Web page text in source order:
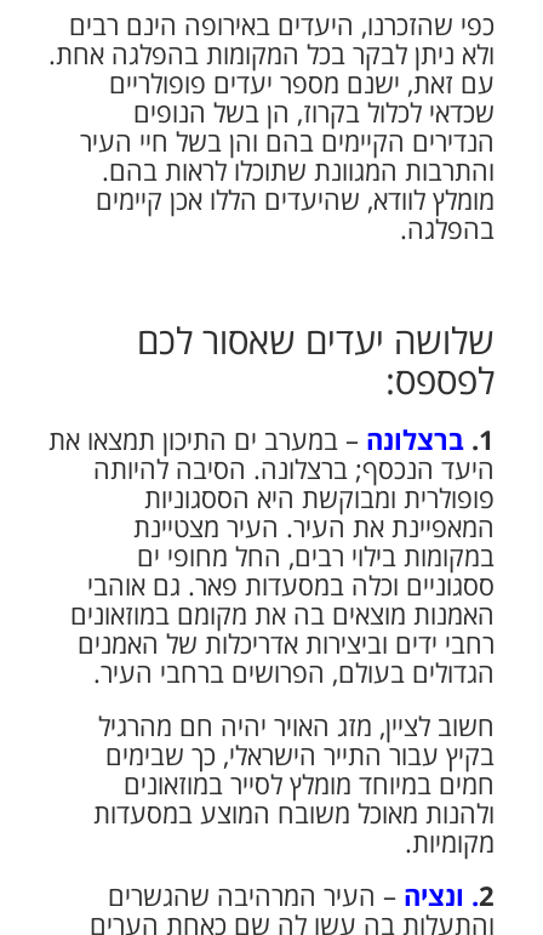
כפי שהזכרנו, היעדים באירופה הינם רבים
ולא ניתן לבקר בכל המקומות בהפלגה אחת.
עם זאת, ישנם מספר יעדים פופולריים
שכדאי לכלול בקרוז, הן בשל הנופים
הנדירים הקיימים בהם והן בשל חיי העיר
והתרבות המגוונת שתוכלו לראות בהם.
מומלץ לוודא, שהיעדים הללו אכן קיימים
בהפלגה.
שלושה יעדים שאסור לכם
לפספס:
1. ברצלונה – במערב ים התיכון תמצאו את
היעד הנכסף; ברצלונה. הסיבה להיותה
פופולרית ומבוקשת היא הססגוניות
המאפיינת את העיר. העיר מצטיינת
במקומות בילוי רבים, החל מחופי ים
ססגוניים וכלה במסעדות פאר. גם אוהבי
האמנות מוצאים בה את מקומם במוזאונים
רחבי ידים וביצירות אדריכלות של האמנים
הגדולים בעולם, הפרושים ברחבי העיר.
חשוב לציין, מזג האויר יהיה חם מהרגיל
בקיץ עבור התייר הישראלי, כך שבימים
חמים במיוחד מומלץ לסייר במוזאונים
ולהנות מאוכל משובח המוצע במסעדות
מקומיות.
2. ונציה – העיר המרהיבה שהגשרים
והתעלות בה עשו לה שם כאחת הערים